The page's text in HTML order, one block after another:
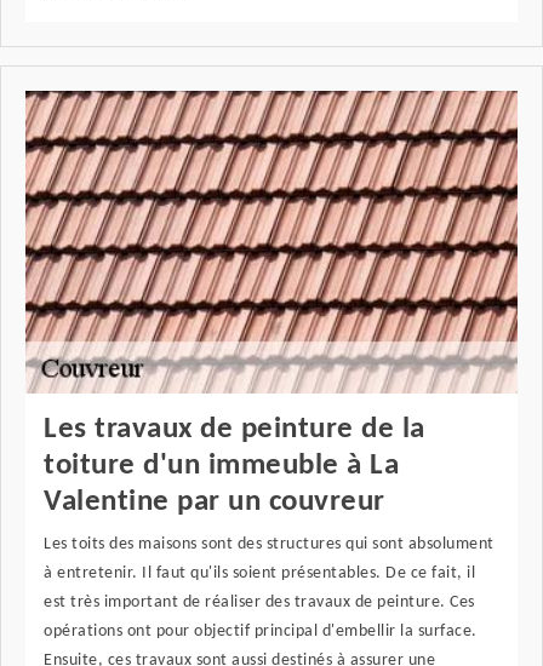
Les travaux de peinture de la
toiture d'un immeuble à La
Valentine par un couvreur
Les toits des maisons sont des structures qui sont absolument
à entretenir. Il faut qu'ils soient présentables. De ce fait, il
est très important de réaliser des travaux de peinture. Ces
opérations ont pour objectif principal d'embellir la surface.
Ensuite, ces travaux sont aussi destinés à assurer une